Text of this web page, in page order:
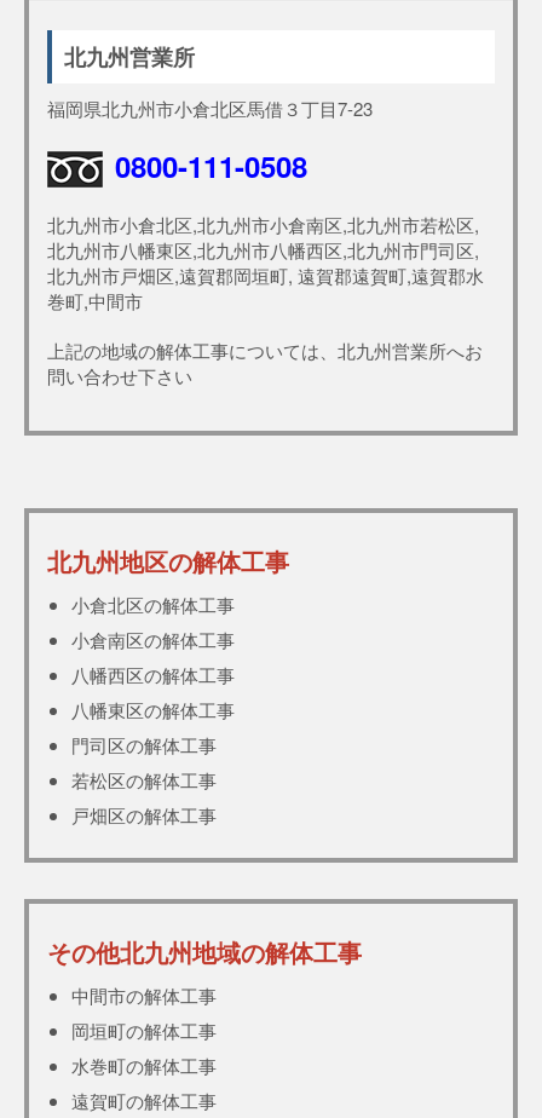
北九州営業所
福岡県北九州市小倉北区馬借３丁目7-23
0800-111-0508
北九州市小倉北区,北九州市小倉南区,北九州市若松区,
北九州市八幡東区,北九州市八幡西区,北九州市門司区,
北九州市戸畑区,遠賀郡岡垣町, 遠賀郡遠賀町,遠賀郡水
巻町,中間市
上記の地域の解体工事については、北九州営業所へお
問い合わせ下さい
北九州地区の解体工事
小倉北区の解体工事
小倉南区の解体工事
八幡西区の解体工事
八幡東区の解体工事
門司区の解体工事
若松区の解体工事
戸畑区の解体工事
その他北九州地域の解体工事
中間市の解体工事
岡垣町の解体工事
水巻町の解体工事
遠賀町の解体工事